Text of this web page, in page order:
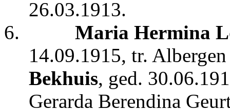
26.03.1913.
6.
Maria Hermina
14.09.1915, tr.
Bekhuis, ged.
Gerarda Berendina